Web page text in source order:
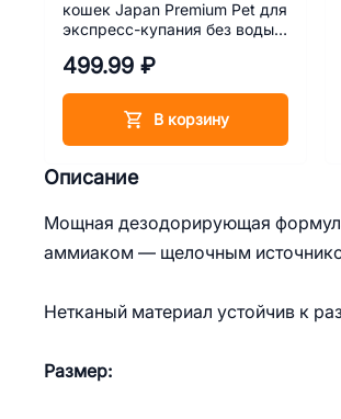
Описание
Мощная дезодорирующая формула
аммиаком — щелочным
Нетканый материал устойчив к
Размер:
кошек Japan Premium Pet для
экспресс-купания без воды
499.99 ₽
В корзину